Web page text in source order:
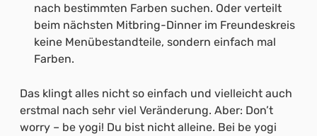
nach bestimmten Farben suchen. Oder verteilt
beim nächsten Mitbring-Dinner im Freundeskreis
keine Menübestandteile, sondern einfach mal
Farben.
Das klingt alles nicht so einfach und vielleicht auch
erstmal nach sehr viel Veränderung. Aber: Don’t
worry – be yogi! Du bist nicht alleine. Bei be yogi